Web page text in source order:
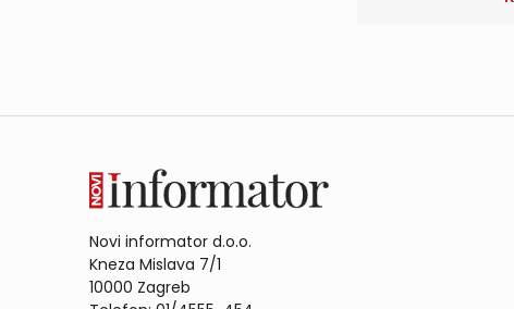
Novi informator d.o.o.
Kneza Mislava 7/1
10000 Zagreb